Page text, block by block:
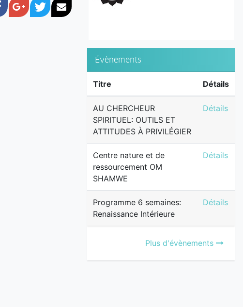
Évènements
Titre Détails
AU CHERCHEUR
SPIRITUEL: OUTILS ET
ATTITUDES À PRIVILÉGIER
AU
Détails
Centre nature et de
ressourcement OM
SHAMWE
Centre
Détails
Programme 6 semaines:
Renaissance Intérieure
Détails
Plus d'évènements
Facebook
Google+
TwitterCourriel